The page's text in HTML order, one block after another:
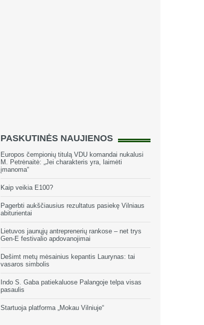
PASKUTINĖS NAUJIENOS
Europos čempionių titulą VDU komandai nukalusi
M. Petrėnaitė: „Jei charakteris yra, laimėti
įmanoma“
Kaip veikia E100?
Pagerbti aukščiausius rezultatus pasiekę Vilniaus
abiturientai
Lietuvos jaunųjų antreprenerių rankose – net trys
Gen-E festivalio apdovanojimai
Dešimt metų mėsainius kepantis Laurynas: tai
vasaros simbolis
Indo S. Gaba patiekaluose Palangoje telpa visas
pasaulis
Startuoja platforma „Mokau Vilniuje“